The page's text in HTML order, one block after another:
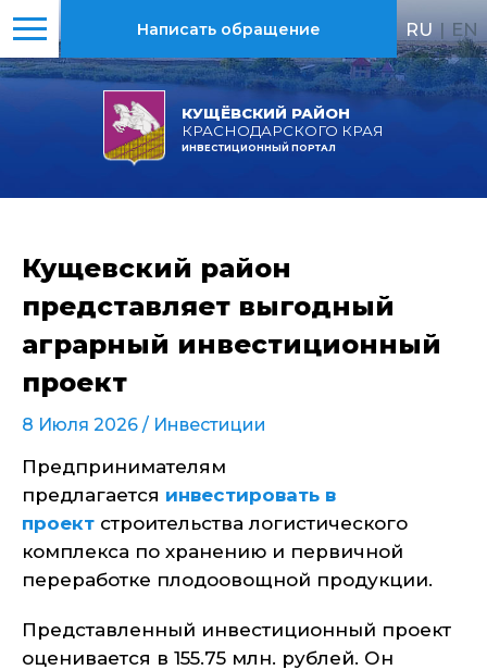
КУЩЁВСКИЙ РАЙОН
КРАСНОДАРСКОГО КРАЯ
ИНВЕСТИЦИОННЫЙ ПОРТАЛ
Написать обращение RU | EN
Кущевский район
представляет выгодный
аграрный инвестиционный
проект
8 Июля 2026 / Инвестиции
Предпринимателям
предлагается инвестировать в
проект строительства логистического
комплекса по хранению и первичной
переработке плодоовощной продукции.
Представленный инвестиционный проект
оценивается в 155.75 млн. рублей. Он